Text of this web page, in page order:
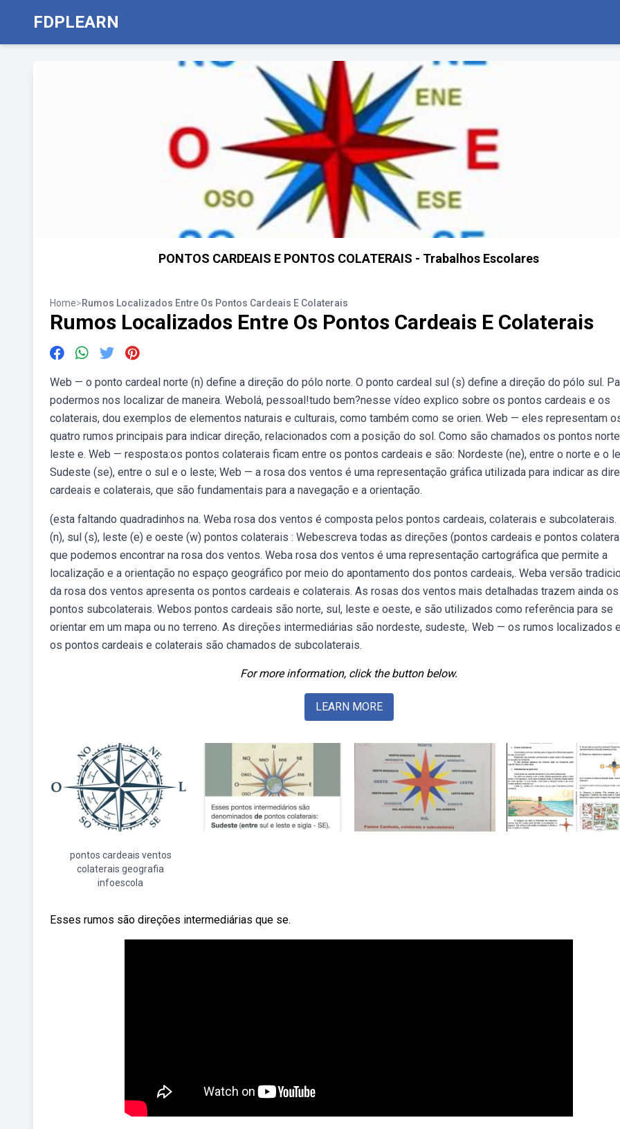
FDPLEARN
PONTOS CARDEAIS E PONTOS COLATERAIS - Trabalhos Escolares
Home>Rumos Localizados Entre Os Pontos Cardeais E Colaterais
Rumos Localizados Entre Os Pontos Cardeais E Colaterais
Web — o ponto cardeal norte (n) define a direção do pólo norte. O ponto cardeal sul (s) define a direção do pólo sul.
podermos nos localizar de maneira. Webolá, pessoal!tudo bem?nesse vídeo explico sobre os pontos cardeais e os
colaterais, dou exemplos de elementos naturais e culturais, como também como se orien. Web — eles representam
quatro rumos principais para indicar direção, relacionados com a posição do sol. Como são chamados os pontos
leste e. Web — resposta:os pontos colaterais ficam entre os pontos cardeais e são: Nordeste (ne), entre o norte e o
Sudeste (se), entre o sul e o leste; Web — a rosa dos ventos é uma representação gráfica utilizada para indicar as
cardeais e colaterais, que são fundamentais para a navegação e a orientação.
(esta faltando quadradinhos na. Weba rosa dos ventos é composta pelos pontos cardeais, colaterais e subcolaterais.
(n), sul (s), leste (e) e oeste (w) pontos colaterais : Webescreva todas as direções (pontos cardeais e pontos
que podemos encontrar na rosa dos ventos. Weba rosa dos ventos é uma representação cartográfica que permite a
localização e a orientação no espaço geográfico por meio do apontamento dos pontos cardeais,. Weba versão
da rosa dos ventos apresenta os pontos cardeais e colaterais. As rosas dos ventos mais detalhadas trazem ainda os
pontos subcolaterais. Webos pontos cardeais são norte, sul, leste e oeste, e são utilizados como referência para se
orientar em um mapa ou no terreno. As direções intermediárias são nordeste, sudeste,. Web — os rumos localizados
os pontos cardeais e colaterais são chamados de subcolaterais.
For more information, click the button below.
LEARN MORE
pontos cardeais ventos
colaterais geografia
infoescola
Esses rumos são direções intermediárias que se.